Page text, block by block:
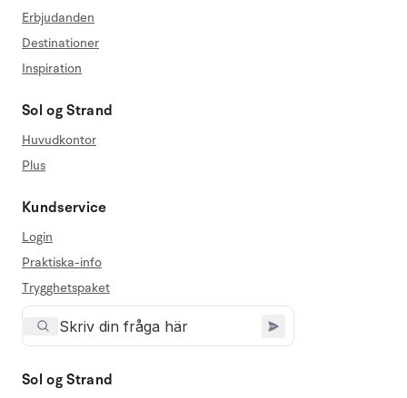
Erbjudanden
Destinationer
Inspiration
Sol og Strand
Huvudkontor
Plus
Kundservice
Login
Praktiska-info
Trygghetspaket
Sol og Strand